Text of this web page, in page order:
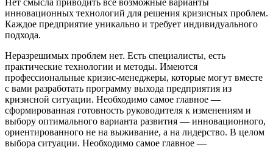
инновационных технологий для решения кризисных проблем.
Каждое предприятие уникально и требует индивидуального
подхода.
Неразрешимых проблем нет. Есть специалисты, есть
практические технологии и методы. Имеются
профессиональные кризис-менеджеры, которые могут вместе
с вами разработать программу выхода предприятия из
кризисной ситуации. Необходимо самое главное —
сформированная готовность руководителя к изменениям и
выбору оптимального варианта развития — инновационного,
ориентированного не на выживание, а на лидерство. В целом
выбора ситуации. Необходимо самое главное —